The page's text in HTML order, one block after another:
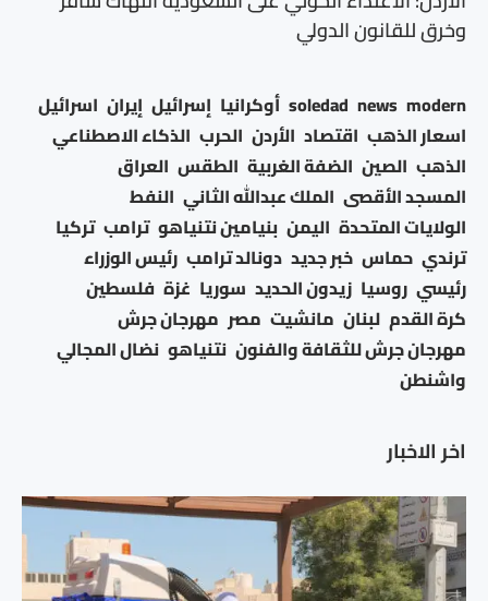
اخر الاخبار
وخرق للقانون الدولي
modern
news
soledad أوكرانيا إسرائيل إيران اسرائيل
اسعار الذهب اقتصاد الأردن الحرب الذكاء الاصطناعي
الذهب الصين الضفة الغربية الطقس العراق
المسجد الأقصى الملك عبدالله الثاني النفط
الولايات المتحدة اليمن بنيامين نتنياهو ترامب تركيا
ترندي حماس خبر جديد دونالد ترامب رئيس الوزراء
رئيسي روسيا زيدون الحديد سوريا غزة فلسطين
كرة القدم لبنان مانشيت مصر مهرجان جرش
مهرجان جرش للثقافة والفنون نتنياهو نضال المجالي
واشنطن